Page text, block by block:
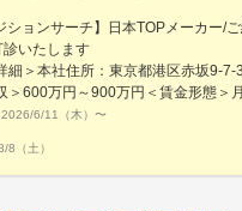
ションサーチ】日本TOPメーカー/
いたします
2026/6/11（木） 〜
8（土）